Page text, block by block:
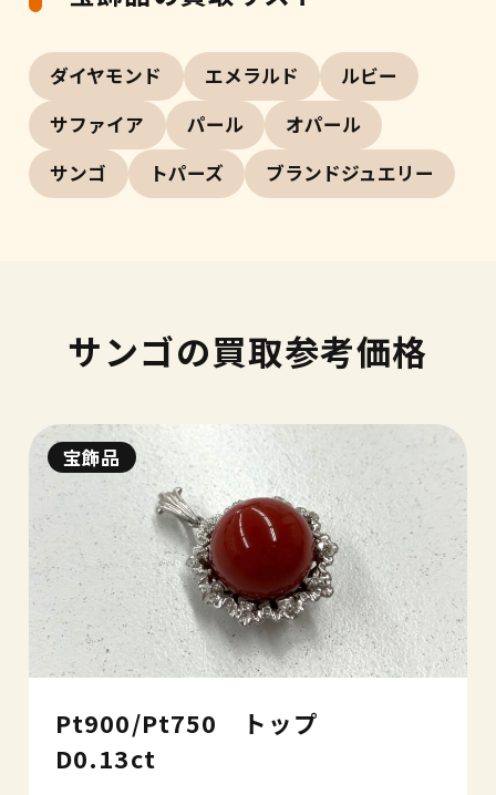
ダイヤモンド エメラルド
ルビー
サファイア
パール
オパール
サンゴ
トパーズ ブランドジュエリー
サンゴの買取参考価格
宝飾品
Pt900/Pt750 トップ
D0.13ct